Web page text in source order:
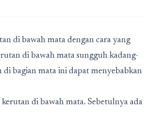
di bawah mata dengan cara yang
di bawah mata sungguh kadang-
bagian mata ini dapat menyebabkan
di bawah mata. Sebetulnya ada